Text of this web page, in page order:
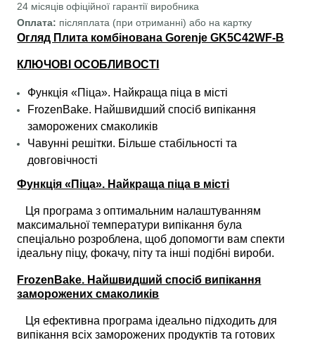
24 місяців офіційної гарантії виробника
Оплата: післяплата (при отриманні) або на картку
Огляд Плита комбінована Gorenje GK5C42WF-B
КЛЮЧОВІ ОСОБЛИВОСТІ
Функція «Піца». Найкраща піца в місті
FrozenBake. Найшвидший спосіб випікання
заморожених смаколиків
Чавунні решітки. Більше стабільності та
довговічності
Функція «Піца». Найкраща піца в місті
Ця програма з оптимальним налаштуванням
максимальної температури випікання була
спеціально розроблена, щоб допомогти вам спекти
ідеальну піцу, фокачу, піту та інші подібні вироби.
FrozenBake. Найшвидший спосіб випікання
заморожених смаколиків
Ця ефективна програма ідеально підходить для
випікання всіх заморожених продуктів та готових